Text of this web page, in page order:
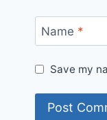
Name *
Save my